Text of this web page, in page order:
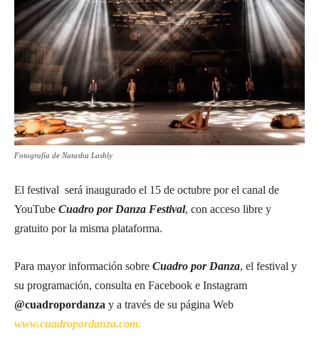
Fotografía de Natasha Lashly
El festival será inaugurado el 15 de octubre por el canal de
YouTube Cuadro por Danza Festival, con acceso libre y
gratuito por la misma plataforma.
Para mayor información sobre Cuadro por Danza, el festival y
su programación, consulta en Facebook e Instagram
@cuadropordanza y a través de su página Web
www.cuadropordanza.com.